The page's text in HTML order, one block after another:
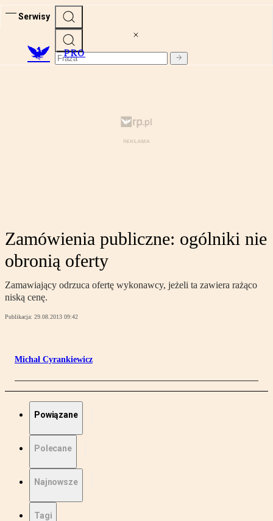
Serwisy
PRO
Zamówienia publiczne: ogólniki nie
obronią oferty
Zamawiający odrzuca ofertę wykonawcy, jeżeli ta zawiera rażąco
niską cenę.
Publikacja: 29.08.2013 09:42
Michał Cyrankiewicz
Powiązane
Polecane
Najnowsze
Tagi